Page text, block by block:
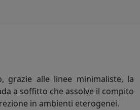
grazie alle linee minimaliste, la
a soffitto che assolve il compito
in ambienti eterogenei.